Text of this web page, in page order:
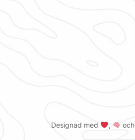
Designad med , och